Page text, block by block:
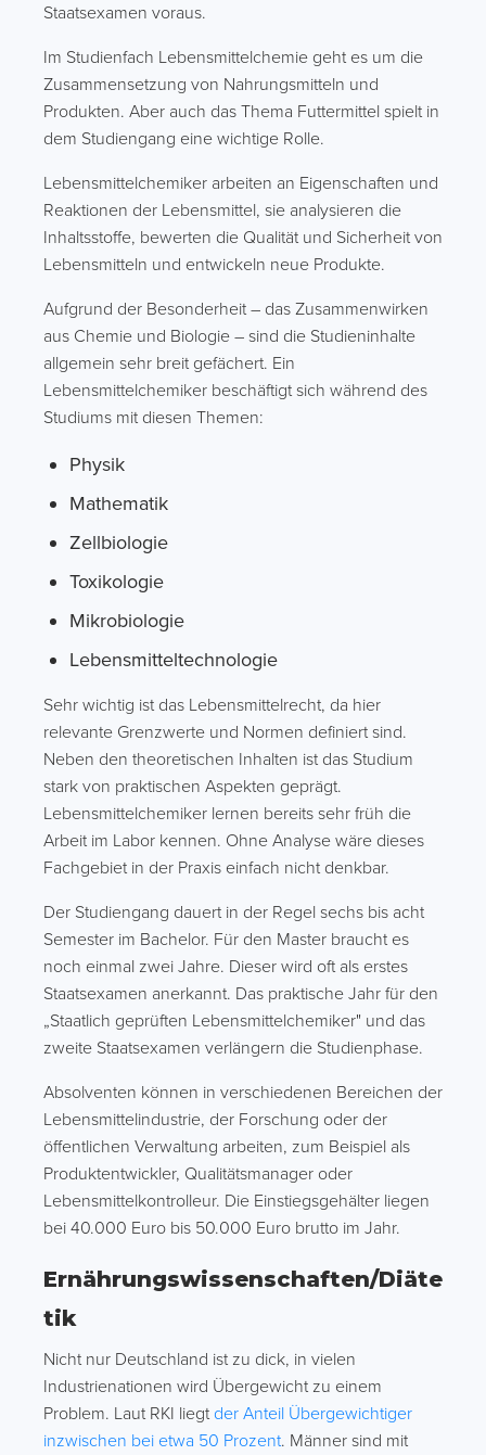
Staatsexamen voraus.
Im Studienfach Lebensmittelchemie geht es um die
Zusammensetzung von Nahrungsmitteln und
Produkten. Aber auch das Thema Futtermittel spielt in
dem Studiengang eine wichtige Rolle.
Lebensmittelchemiker arbeiten an Eigenschaften und
Reaktionen der Lebensmittel, sie analysieren die
Inhaltsstoffe, bewerten die Qualität und Sicherheit von
Lebensmitteln und entwickeln neue Produkte.
Aufgrund der Besonderheit – das Zusammenwirken
aus Chemie und Biologie – sind die Studieninhalte
allgemein sehr breit gefächert. Ein
Lebensmittelchemiker beschäftigt sich während des
Studiums mit diesen Themen:
Physik
Mathematik
Zellbiologie
Toxikologie
Mikrobiologie
Lebensmitteltechnologie
Sehr wichtig ist das Lebensmittelrecht, da hier
relevante Grenzwerte und Normen definiert sind.
Neben den theoretischen Inhalten ist das Studium
stark von praktischen Aspekten geprägt.
Lebensmittelchemiker lernen bereits sehr früh die
Arbeit im Labor kennen. Ohne Analyse wäre dieses
Fachgebiet in der Praxis einfach nicht denkbar.
Der Studiengang dauert in der Regel sechs bis acht
Semester im Bachelor. Für den Master braucht es
noch einmal zwei Jahre. Dieser wird oft als erstes
Staatsexamen anerkannt. Das praktische Jahr für den
„Staatlich geprüften Lebensmittelchemiker" und das
zweite Staatsexamen verlängern die Studienphase.
Absolventen können in verschiedenen Bereichen der
Lebensmittelindustrie, der Forschung oder der
öffentlichen Verwaltung arbeiten, zum Beispiel als
Produktentwickler, Qualitätsmanager oder
Lebensmittelkontrolleur. Die Einstiegsgehälter liegen
bei 40.000 Euro bis 50.000 Euro brutto im Jahr.
Ernährungswissenschaften/Diäte
tik
Nicht nur Deutschland ist zu dick, in vielen
Industrienationen wird Übergewicht zu einem
Problem. Laut RKI liegt der Anteil Übergewichtiger
inzwischen bei etwa 50 Prozent. Männer sind mit